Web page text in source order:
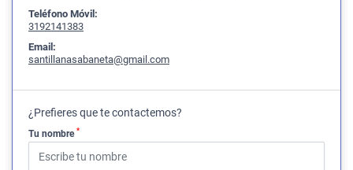
Teléfono Móvil:
3192141383
Email:
santillanasabaneta@gmail.com
¿Prefieres que te contactemos?
Tu nombre *